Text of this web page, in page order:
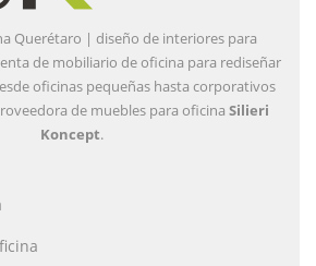
Querétaro | diseño de interiores para
de mobiliario de oficina para rediseñar
oficinas pequeñas hasta corporativos
de muebles para oficina Silieri
Koncept.